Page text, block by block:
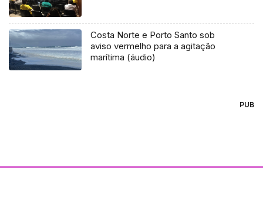
Costa Norte e Porto Santo sob
aviso vermelho para a agitação
marítima (áudio)
PUB